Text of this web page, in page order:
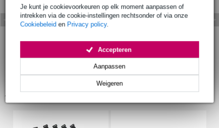
Je kunt je cookievoorkeuren op elk moment aanpassen of
intrekken via de cookie-instellingen rechtsonder of via onze
Cookiebeleid en Privacy policy.
Weigeren
Aanpassen
Accepteren
Accessoires (9)